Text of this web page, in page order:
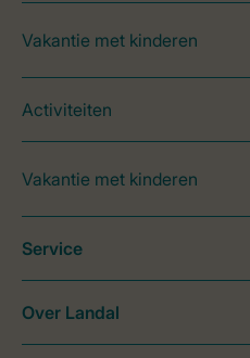
Vakantie met kinderen
Activiteiten
Vakantie met kinderen
Service
Over Landal